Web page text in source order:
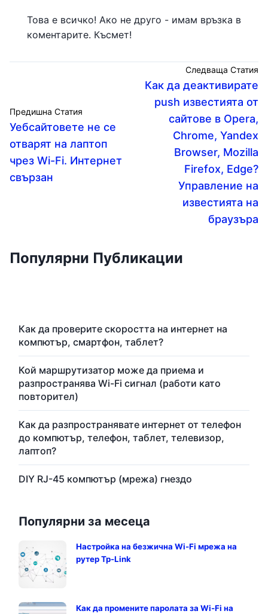
Това е всичко! Ако не друго - имам връзка в
коментарите. Късмет!
Предишна Статия
Уебсайтовете не се
отварят на лаптоп
чрез Wi-Fi. Интернет
свързан
Следваща Статия
Как да деактивирате
push известията от
сайтове в Opera,
Chrome, Yandex
Browser, Mozilla
Firefox, Edge?
Управление на
известията на
браузъра
Популярни Публикации
Как да проверите скоростта на интернет на
компютър, смартфон, таблет?
Кой маршрутизатор може да приема и
разпространява Wi-Fi сигнал (работи като
повторител)
Как да разпространявате интернет от телефон
до компютър, телефон, таблет, телевизор,
лаптоп?
DIY RJ-45 компютър (мрежа) гнездо
Популярни за месеца
Настройка на безжична Wi-Fi мрежа на
рутер Tp-Link
Как да промените паролата за Wi-Fi на